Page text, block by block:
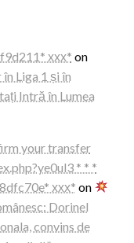
ххх* on
Liga 1 și în
Intră în Lumea
your transfer
* * *
ххх* on
Dorinel
convins de